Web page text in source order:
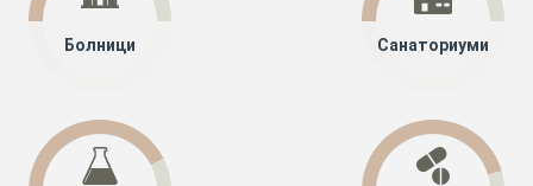
Болници Санаториуми